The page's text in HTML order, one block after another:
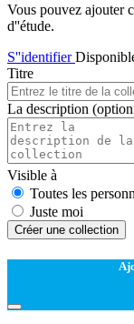
Vous pouvez ajouter
d''étude.
S''identifier
Titre
La description
Visible à
Toutes les
Juste moi
Créer une collection